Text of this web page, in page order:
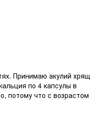
Принимаю акулий хрящ
по 4 капсулы в
потому что с возрастом